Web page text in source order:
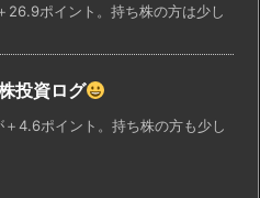
26.9ポイント。持ち株の方は少し
投資ログ
4.6ポイント。持ち株の方も少し